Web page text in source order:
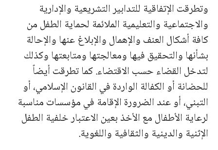
وتطرقت الإتفاقية للتدابير التشريعية والإدارية
والاجتماعية والتعليمية الملائمة لحماية الطفل من
كافة أشكال العنف والإهمال والإبلاغ عنها والإحالة
بشأنها والتحقيق فيها ومعالجتها ومتابعتها وكذلك
لتدخل القضاء حسب الاقتضاء. كما تطرقت أيضاً
للحضانة أو الكفالة الواردة في القانون الإسلامي، أو
التبني، أو عند الضرورة الإقامة في مؤسسات مناسبة
لرعاية الأطفال مع الأخذ بعين الاعتبار خلفية الطفل
الإثنية والدينية والثقافية واللغوية.